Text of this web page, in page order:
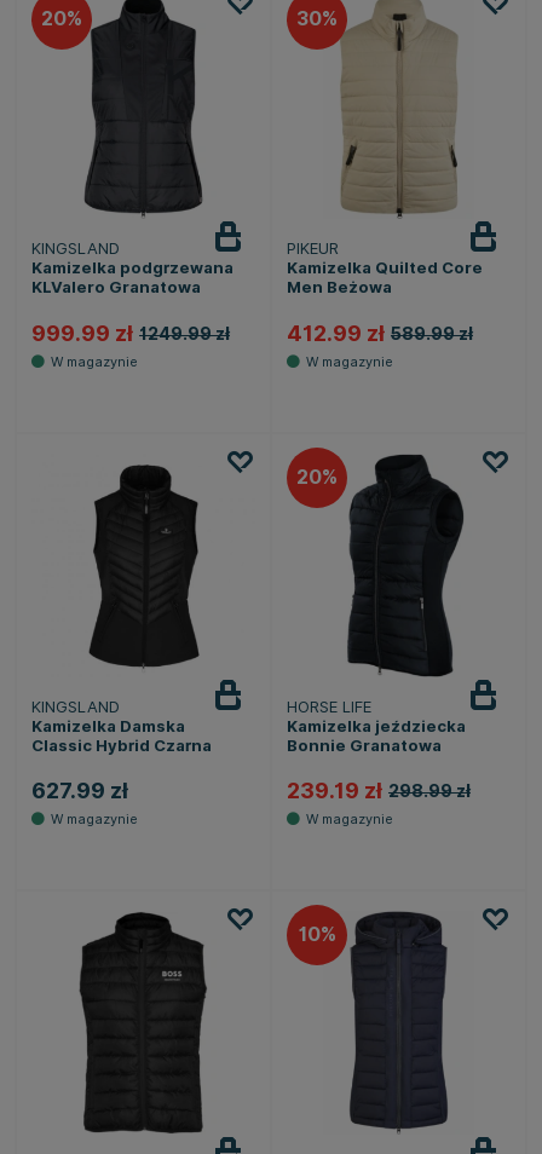
20
KINGSLAND
Kamizelka podgrzewana
KLValero Granatowa
999.99 zł 1249.99 zł
30
PIKEUR
Kamizelka Quilted Core
Men Beżowa
412.99 zł 589.99 zł
KINGSLAND
Kamizelka Damska
Classic Hybrid Czarna
627.99 zł
20
HORSE LIFE
Kamizelka jeździecka
Bonnie Granatowa
239.19 zł 298.99 zł
10